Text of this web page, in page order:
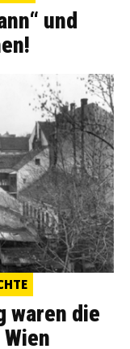
und
waren die